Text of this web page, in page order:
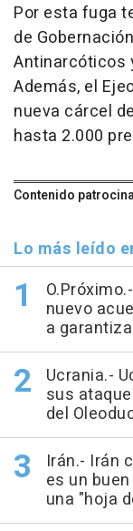
Por esta fuga
de
Antinarcóticos
Además, el
nueva cárcel
hasta 2.000
Contenido
Lo más leído
nuevo
a
Ucrania.-
sus
del
Irán.- Irán
es un
una "hoja